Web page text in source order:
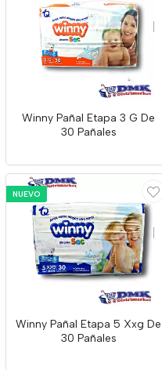
Winny Pañal Etapa 3 G De
30 Pañales
NUEVO
Winny Pañal Etapa 5 Xxg De
30 Pañales